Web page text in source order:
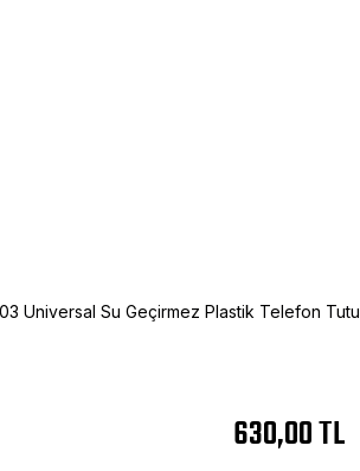
Universal Su Geçirmez Plastik Telefon
630,00 TL